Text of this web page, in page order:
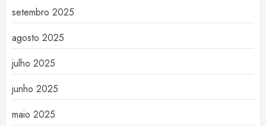
setembro 2025
agosto 2025
julho 2025
junho 2025
maio 2025